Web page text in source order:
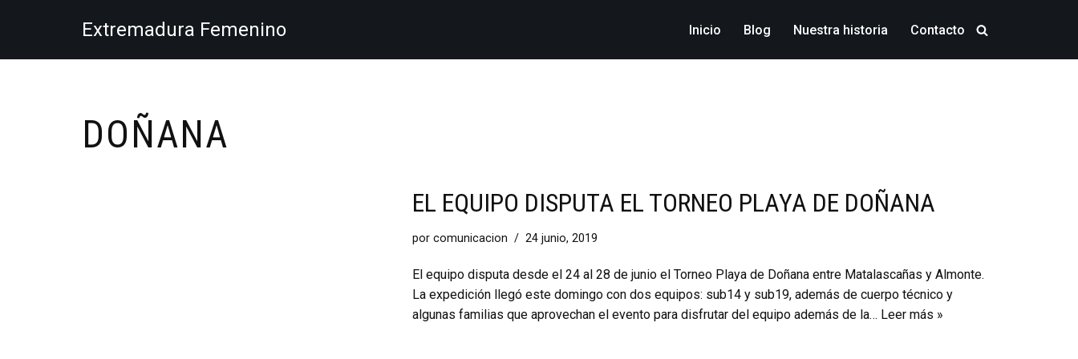
al
Extremadura Femenino Inicio Blog Nuestra historia Contacto
DOÑANA
EL EQUIPO DISPUTA EL TORNEO PLAYA DE DOÑANA
por comunicacion 24 junio, 2019
El equipo disputa desde el 24 al 28 de junio el Torneo Playa de Doñana entre Matalascañas y Almonte.
La expedición llegó este domingo con dos equipos: sub14 y sub19, además de cuerpo técnico y
algunas familias que aprovechan el evento para disfrutar del equipo además de la… Leer más »